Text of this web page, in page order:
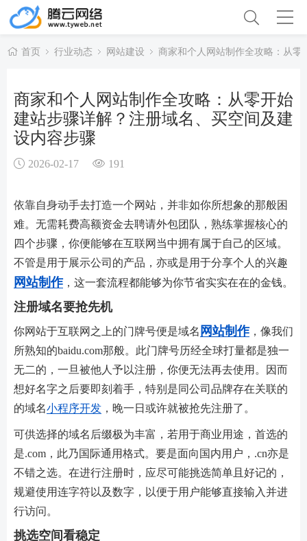
首页 行业动态 网站建设 商家和个人网站制作全攻略：从
商家和个人网站制作全攻略：从零开始
建站步骤详解？注册域名、买空间及建
设内容步骤
2026-02-17 191
依靠自身动手去打造一个网站，并非如你所想象的那般困
难。无需耗费高额资金去聘请外包团队，熟练掌握核心的
四个步骤，你便能够在互联网当中拥有属于自己的区域。
不管是用于展示公司的产品，亦或是用于分享个人的兴趣
网站制作，这一套流程都能够为你节省实实在在的金钱。
注册域名要抢先机
你网站于互联网之上的门牌号便是域名 网站制作，像我们
所熟知的baidu.com那般。此门牌号历经全球打量都是独一
无二的，一旦被他人予以注册，你便无法再去使用。因而
想好名字之后要即刻着手，特别是同公司品牌存在关联的
的域名小程序开发 ，晚一日或许就被抢先注册了。
可供选择的域名后缀极为丰富，若用于商业用途，首选的
是.com，此乃国际通用格式。要是面向国内用户，.cn亦是
不错之选。在进行注册时，应尽可能挑选简单且好记的，
规避使用连字符以及数字，以便于用户能够直接输入并进
行访问。
挑选空间看稳定